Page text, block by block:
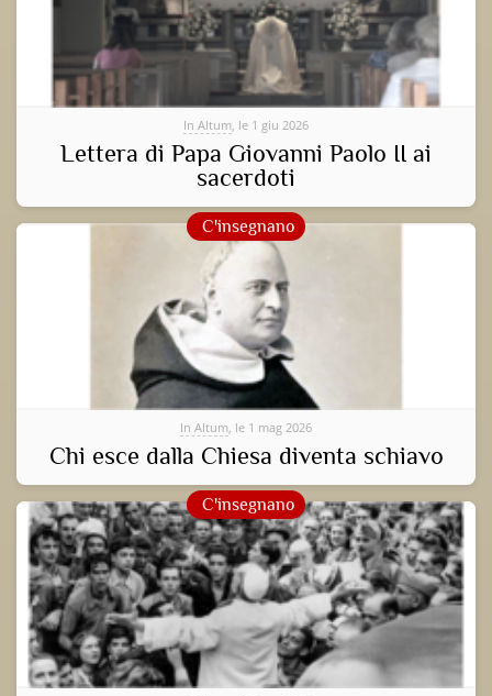
In Altum, le 1 giu 2026
Lettera di Papa Giovanni Paolo II ai
sacerdoti
C'insegnano
In Altum, le 1 mag 2026
Chi esce dalla Chiesa diventa schiavo
C'insegnano